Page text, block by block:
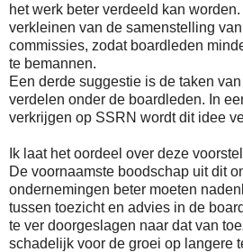
het werk beter verdeeld kan
verkleinen van de samenstelling
commissies, zodat boardleden
te bemannen.
Een derde suggestie is de taken
verdelen onder de boardleden. In
verkrijgen op SSRN wordt dit idee
Ik laat het oordeel over deze
De voornaamste boodschap uit dit
ondernemingen beter moeten
tussen toezicht en advies in de
te ver doorgeslagen naar dat van
schadelijk voor de groei op langere